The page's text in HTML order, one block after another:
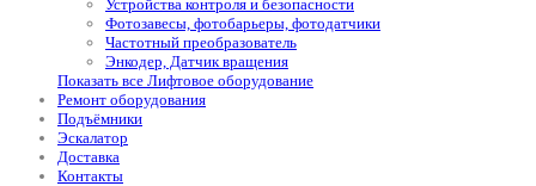
Устройства контроля и безопасности
Фотозавесы, фотобарьеры, фотодатчики
Частотный преобразователь
Энкодер, Датчик вращения
Показать все Лифтовое оборудование
Ремонт оборудования
Подъёмники
Эскалатор
Доставка
Контакты